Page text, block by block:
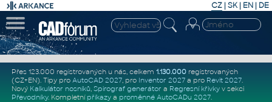
CZ | SK| EN | DE
Přes 123.000 registrovaných u nás, celkem 1.130.000registrovaných
(CZ+EN). Tipy pro AutoCAD 2027, pro Inventor 2027a pro Revit 2027.
Nový Kalkulátor nosníků, Spirograf generátor a Regresní křivkyv sekci
Převodníky. Kompletní příkazya proměnné AutoCADu 2027.